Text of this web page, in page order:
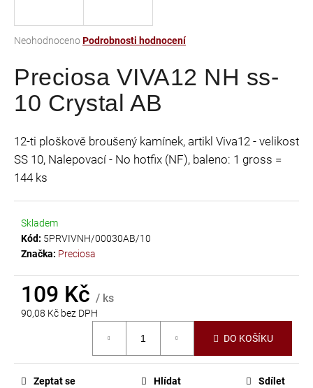
Průměrné
produktu
je
0,0
hvězdiček.
NeohodnocenoPodrobnosti hodnocení
Preciosa VIVA12 NH ss-
10 Crystal AB
12-ti ploškově broušený kamínek, artikl Viva12 - velikost
SS 10, Nalepovací - No hotfix (NF), baleno: 1 gross =
144 ks
Skladem
Kód: 5PRVIVNH/00030AB/10
Značka: Preciosa
109 Kč / ks
90,08 Kč bez DPH
DO KOŠÍKU
Zeptat se Hlídat Sdílet
j
t
?
HLEDAT
D
o
p
č
e
m